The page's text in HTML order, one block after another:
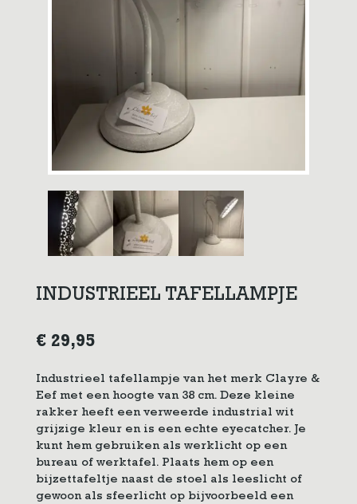
INDUSTRIEEL TAFELLAMPJE
€ 29,95
Industrieel tafellampje van het merk Clayre &
Eef met een hoogte van 38 cm. Deze kleine
rakker heeft een verweerde industrial wit
grijzige kleur en is een echte eyecatcher. Je
kunt hem gebruiken als werklicht op een
bureau of werktafel. Plaats hem op een
bijzettafeltje naast de stoel als leeslicht of
gewoon als sfeerlicht op bijvoorbeeld een